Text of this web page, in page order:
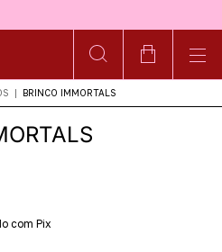
| BRINCO IMMORTALS
com Pix